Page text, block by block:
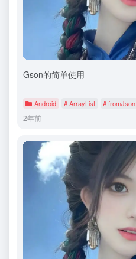
Gson的简单使用
Android # ArrayList # fromJson
2年前